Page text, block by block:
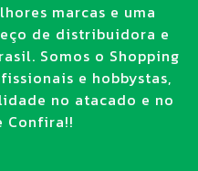
de 1 até 6
protetor facial
marcas e uma
de distribuidora e
Somos o Shopping
e hobbystas,
no atacado e no
Confira!!